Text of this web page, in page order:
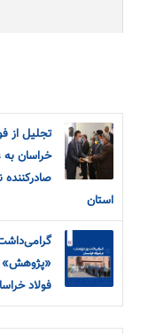
تجلیل از
خراسان به
صادرکننده
استان
«پژوهش»
فولاد